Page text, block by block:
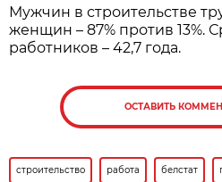
Мужчин в строительстве
женщин – 87% против 13%.
работников – 42,7 года.
ОСТАВИТЬ
строительство работа белстат